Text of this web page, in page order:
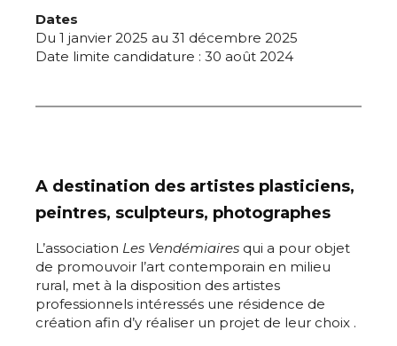
Dates
Du 1 janvier 2025 au 31 décembre 2025
Date limite candidature : 30 août 2024
A destination des artistes plasticiens,
peintres, sculpteurs, photographes
L’association Les Vendémiaires qui a pour objet
de promouvoir l’art contemporain en milieu
rural, met à la disposition des artistes
professionnels intéressés une résidence de
création afin d’y réaliser un projet de leur choix .